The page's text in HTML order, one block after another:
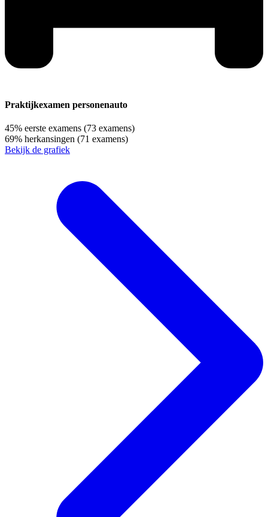
Praktijkexamen personenauto
45% eerste examens (73 examens)
69% herkansingen (71 examens)
Bekijk de grafiek